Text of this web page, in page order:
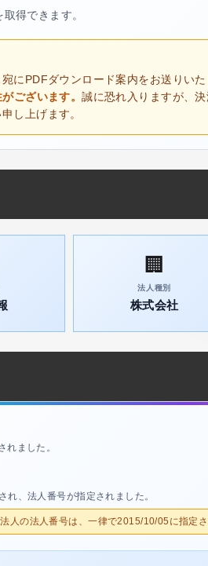
得できます。
にPDFダウンロード案内をお送りいた
ございます。誠に恐れ入りますが、
し上げます。
🏢
法人種別
株式会社
れました。
れ、法人番号が指定されました。
の法人番号は、一律で2015/10/05に指定さ